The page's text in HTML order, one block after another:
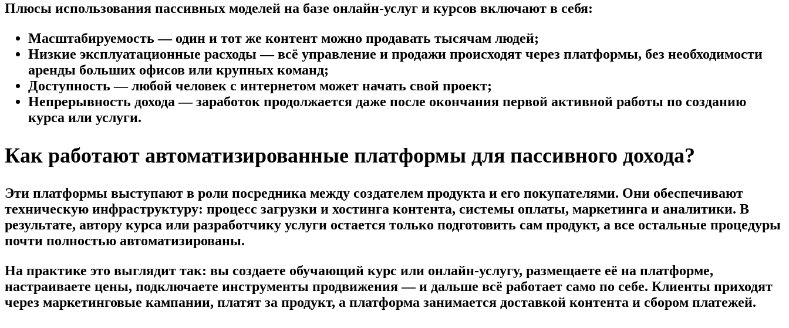
Плюсы использования пассивных моделей на базе онлайн-услуг и курсов включают в себя:
Масштабируемость — один и тот же контент можно продавать тысячам людей;
Низкие эксплуатационные расходы — всё управление и продажи происходят через платформы, без необходимости
аренды больших офисов или крупных команд;
Доступность — любой человек с интернетом может начать свой проект;
Непрерывность дохода — заработок продолжается даже после окончания первой активной работы по созданию
курса или услуги.
Как работают автоматизированные платформы для пассивного дохода?
Эти платформы выступают в роли посредника между создателем продукта и его покупателями. Они обеспечивают
техническую инфраструктуру: процесс загрузки и хостинга контента, системы оплаты, маркетинга и аналитики. В
результате, автору курса или разработчику услуги остается только подготовить сам продукт, а все остальные процедуры
почти полностью автоматизированы.
На практике это выглядит так: вы создаете обучающий курс или онлайн-услугу, размещаете её на платформе,
настраиваете цены, подключаете инструменты продвижения — и дальше всё работает само по себе. Клиенты приходят
через маркетинговые кампании, платят за продукт, а платформа занимается доставкой контента и сбором платежей.